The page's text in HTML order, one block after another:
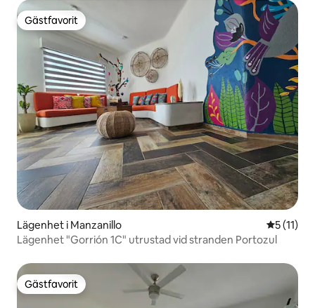
Gästfavorit
Gästfavorit
Lägenhet i Manzanillo 5 av 5 i
5 (11)
Lägenhet "Gorrión 1C" utrustad vid stranden Portozul
Gästfavorit
Gästfavorit